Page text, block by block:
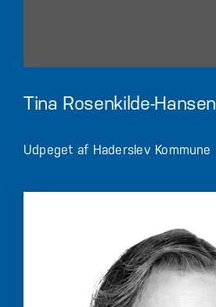
Tina Rosenkilde-Hansen
Udpeget af Haderslev Kommune